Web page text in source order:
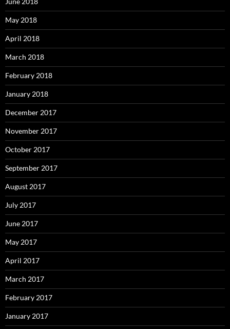
May 2018
April 2018
March 2018
February 2018
January 2018
December 2017
November 2017
October 2017
September 2017
August 2017
July 2017
June 2017
May 2017
April 2017
March 2017
February 2017
January 2017